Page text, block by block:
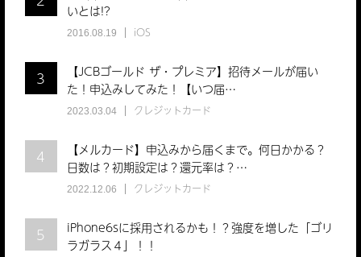
いとは!?
2016.08.19 iOS
3
【JCBゴールド ザ・プレミア】招待メールが届い
た！申込みしてみた！【いつ届…
2023.03.04 クレジットカード
4
【メルカード】申込みから届くまで。何日かかる？
日数は？初期設定は？還元率は？…
2022.12.06 クレジットカード
5
iPhone6sに採用されるかも！？強度を増した「ゴリ
ラガラス４」！！